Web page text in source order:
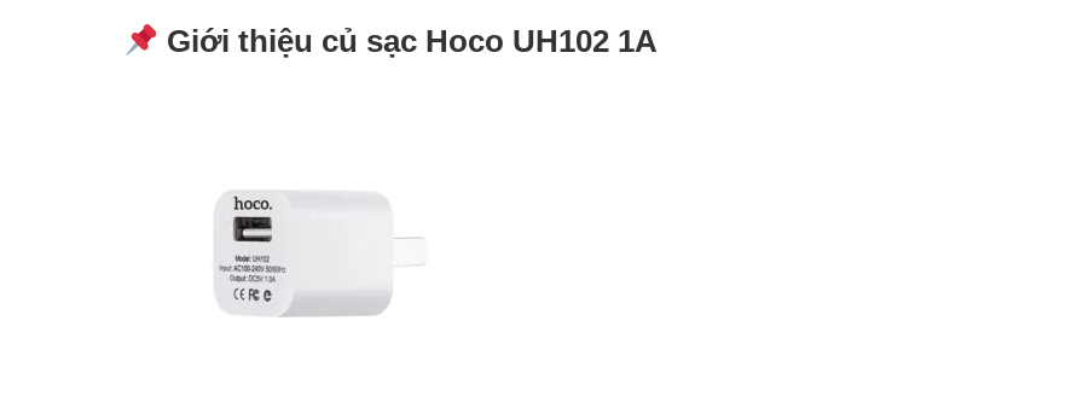
Giới thiệu củ sạc Hoco UH102 1A